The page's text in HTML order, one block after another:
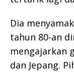
Dia
tahun 80-an
mengajarkan
dan Jepang.